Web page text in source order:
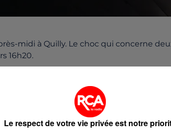
midi à Quilly. Le choc qui concerne
16h20.
de 61 ans est plus légèrement
Le respect de votre vie privée est notre